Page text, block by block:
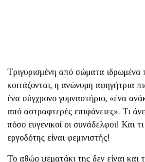
Τριγυρισμένη από σώματα ιδρωμένα
κοιτάζονται, η ανώνυμη αφηγήτρια
ένα σύγχρονο γυμναστήριο, «ένα
από αστραφτερές επιφάνειες». Τι
πόσο ευγενικοί οι συνάδελφοι! Και
εργοδότης είναι φεμινιστής!
Το αθώο ψεματάκι της δεν είναι και